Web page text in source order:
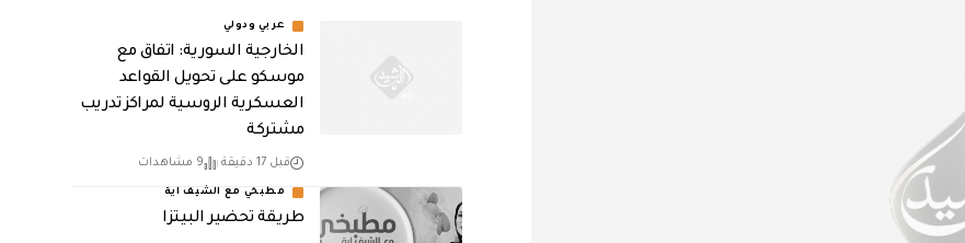
عربي ودولي
الخارجية السورية: اتفاق مع
موسكو على تحويل القواعد
العسكرية الروسية لمراكز تدريب
مشتركة
قبل 17 دقيقة 9 مشاهدات
مطبخي مع الشيف اية
طريقة تحضير البيتزا